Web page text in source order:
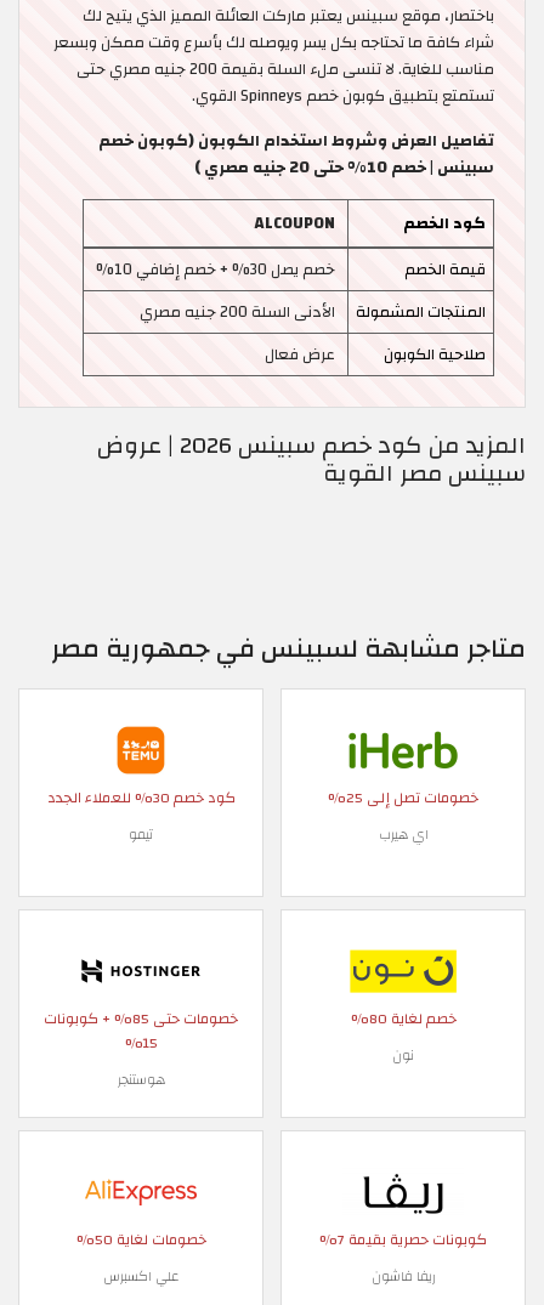
باختصار، موقع سبينس يعتبر ماركت العائلة المميز الذي يتيح لك
شراء كافة ما تحتاجه بكل يسر ويوصله لك بأسرع وقت ممكن وبسعر
مناسب للغاية. لا تنسى ملء السلة بقيمة 200 جنيه مصري حتى
تستمتع بتطبيق كوبون خصم Spinneys القوي.
تفاصيل العرض وشروط استخدام الكوبون (كوبون خصم
سبينس | خصم 10% حتى 20 جنيه مصري )
كود الخصم
ALCOUPON
قيمة الخصم
خصم يصل 30% + خصم إضافي 10%
المنتجات المشمولة
الأدنى السلة 200 جنيه مصري
صلاحية الكوبون
عرض فعال
المزيد من كود خصم سبينس 2026 | عروض
سبينس مصر القوية
متاجر مشابهة لسبينس في جمهورية مصر
خصومات تصل إلى 25%
اي هيرب
كود خصم 30% للعملاء الجدد
تيمو
خصم لغاية 80%
نون
خصومات حتى 85% + كوبونات
15%
هوستنجر
كوبونات حصرية بقيمة 7%
ريفا فاشون
خصومات لغاية 50%
علي اكسبرس